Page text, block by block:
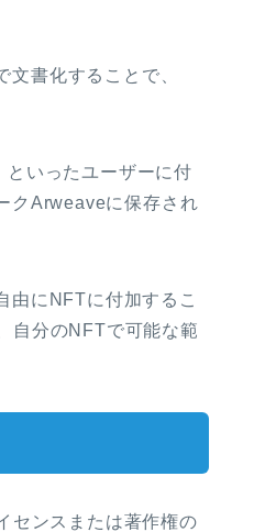
書化することで、
いったユーザーに付
クArweaveに保存され
由にNFTに付加するこ
自分のNFTで可能な範
センスまたは著作権の